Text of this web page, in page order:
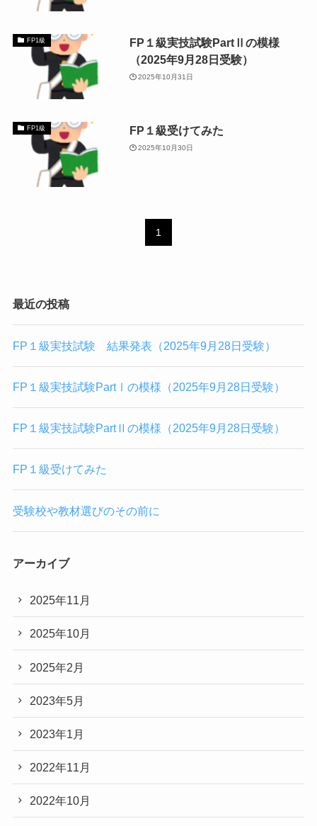
FP1級
FP１級実技試験PartⅡの模様
（2025年9月28日受験）
2025年10月31日
FP1級 FP１級受けてみた
2025年10月30日
1
最近の投稿
FP１級実技試験 結果発表（2025年9月28日受験）
FP１級実技試験PartⅠの模様（2025年9月28日受験）
FP１級実技試験PartⅡの模様（2025年9月28日受験）
FP１級受けてみた
受験校や教材選びのその前に
アーカイブ
2025年11月
2025年10月
2025年2月
2023年5月
2023年1月
2022年11月
2022年10月